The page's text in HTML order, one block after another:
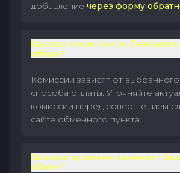
добавление через форму
Каковы комиссии за
обмен?
Комиссии зависят от
способа оплаты. Уточняйте
комиссии перед совершением
сайте обменного пункта.
Сколько времени занимает
обмен?